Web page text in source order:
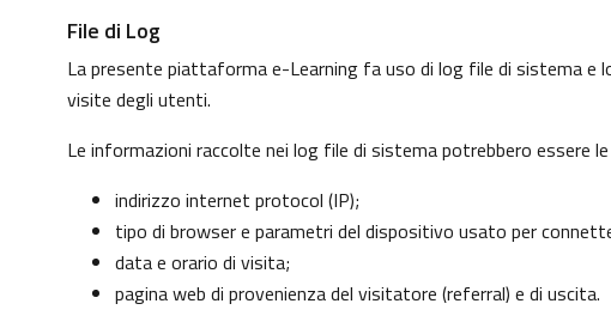
File di Log
La presente piattaforma e-Learning fa uso di log file di sistema e
visite degli utenti.
Le informazioni raccolte nei log file di sistema potrebbero essere
indirizzo internet protocol (IP);
tipo di browser e parametri del dispositivo usato per
data e orario di visita;
pagina web di provenienza del visitatore (referral) e di uscita.